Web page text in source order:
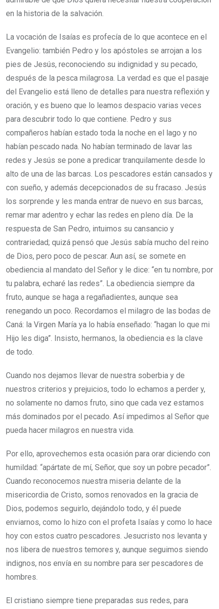
en la historia de la salvación.
La vocación de Isaías es profecía de lo que acontece en el
Evangelio: también Pedro y los apóstoles se arrojan a los
pies de Jesús, reconociendo su indignidad y su pecado,
después de la pesca milagrosa. La verdad es que el pasaje
del Evangelio está lleno de detalles para nuestra reflexión y
oración, y es bueno que lo leamos despacio varias veces
para descubrir todo lo que contiene. Pedro y sus
compañeros habían estado toda la noche en el lago y no
habían pescado nada. No habían terminado de lavar las
redes y Jesús se pone a predicar tranquilamente desde lo
alto de una de las barcas. Los pescadores están cansados y
con sueño, y además decepcionados de su fracaso. Jesús
los sorprende y les manda entrar de nuevo en sus barcas,
remar mar adentro y echar las redes en pleno día. De la
respuesta de San Pedro, intuimos su cansancio y
contrariedad; quizá pensó que Jesús sabía mucho del reino
de Dios, pero poco de pescar. Aun así, se somete en
obediencia al mandato del Señor y le dice: “en tu nombre, por
tu palabra, echaré las redes”. La obediencia siempre da
fruto, aunque se haga a regañadientes, aunque sea
renegando un poco. Recordamos el milagro de las bodas de
Caná: la Virgen María ya lo había enseñado: “hagan lo que mi
Hijo les diga”. Insisto, hermanos, la obediencia es la clave
de todo.
Cuando nos dejamos llevar de nuestra soberbia y de
nuestros criterios y prejuicios, todo lo echamos a perder y,
no solamente no damos fruto, sino que cada vez estamos
más dominados por el pecado. Así impedimos al Señor que
pueda hacer milagros en nuestra vida.
Por ello, aprovechemos esta ocasión para orar diciendo con
humildad: “apártate de mí, Señor, que soy un pobre pecador”.
Cuando reconocemos nuestra miseria delante de la
misericordia de Cristo, somos renovados en la gracia de
Dios, podemos seguirlo, dejándolo todo, y él puede
enviarnos, como lo hizo con el profeta Isaías y como lo hace
hoy con estos cuatro pescadores. Jesucristo nos levanta y
nos libera de nuestros temores y, aunque seguimos siendo
indignos, nos envía en su nombre para ser pescadores de
hombres.
El cristiano siempre tiene preparadas sus redes, para